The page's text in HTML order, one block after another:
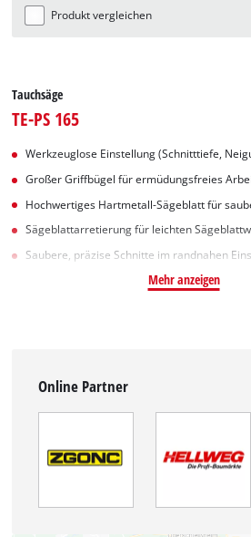
Produkt vergleichen
Tauchsäge
TE-PS 165
Werkzeuglose Einstellung (Schnitttiefe,
Großer Griffbügel für ermüdungsfreies
Hochwertiges Hartmetall-Sägeblatt für
Sägeblattarretierung für leichten
Saubere, präzise Schnitte im randnahen
Mehr anzeigen
Online Partner